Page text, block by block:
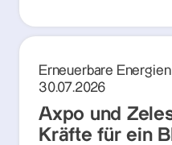
Erneuerbare Energien
30.07.2026
Axpo und
Kräfte für ein